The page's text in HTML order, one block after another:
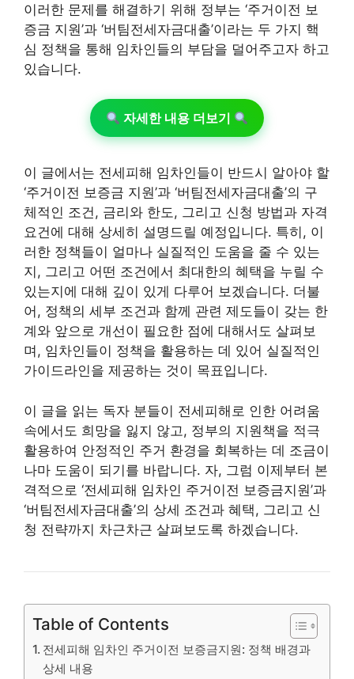
이러한 문제를 해결하기 위해 정부는 ‘주거이전 보
증금 지원’과 ‘버팀전세자금대출’이라는 두 가지 핵
심 정책을 통해 임차인들의 부담을 덜어주고자 하고
있습니다.
자세한 내용 더보기
이 글에서는 전세피해 임차인들이 반드시 알아야 할
‘주거이전 보증금 지원’과 ‘버팀전세자금대출’의 구
체적인 조건, 금리와 한도, 그리고 신청 방법과 자격
요건에 대해 상세히 설명드릴 예정입니다. 특히, 이
러한 정책들이 얼마나 실질적인 도움을 줄 수 있는
지, 그리고 어떤 조건에서 최대한의 혜택을 누릴 수
있는지에 대해 깊이 있게 다루어 보겠습니다. 더불
어, 정책의 세부 조건과 함께 관련 제도들이 갖는 한
계와 앞으로 개선이 필요한 점에 대해서도 살펴보
며, 임차인들이 정책을 활용하는 데 있어 실질적인
가이드라인을 제공하는 것이 목표입니다.
이 글을 읽는 독자 분들이 전세피해로 인한 어려움
속에서도 희망을 잃지 않고, 정부의 지원책을 적극
활용하여 안정적인 주거 환경을 회복하는 데 조금이
나마 도움이 되기를 바랍니다. 자, 그럼 이제부터 본
격적으로 ‘전세피해 임차인 주거이전 보증금지원’과
‘버팀전세자금대출’의 상세 조건과 혜택, 그리고 신
청 전략까지 차근차근 살펴보도록 하겠습니다.
Table of Contents
전세피해 임차인 주거이전 보증금지원: 정책 배경과
상세 내용